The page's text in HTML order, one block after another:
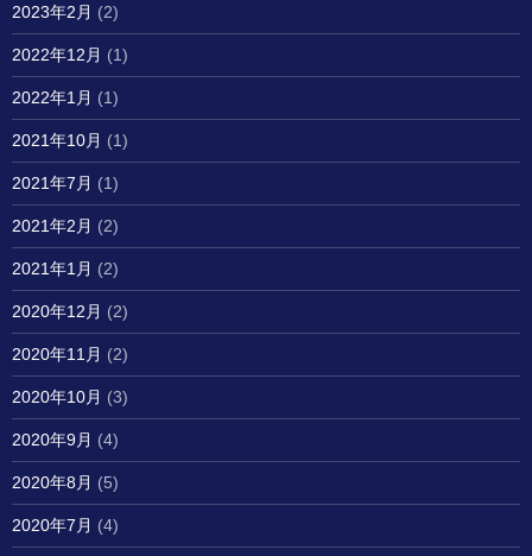
2023年2月 (2)
2022年12月 (1)
2022年1月 (1)
2021年10月 (1)
2021年7月 (1)
2021年2月 (2)
2021年1月 (2)
2020年12月 (2)
2020年11月 (2)
2020年10月 (3)
2020年9月 (4)
2020年8月 (5)
2020年7月 (4)